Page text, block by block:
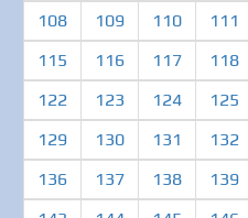
108
109 110 111
115
116 117 118
122
123 124 125
129
130 131 132
136
137 138 139